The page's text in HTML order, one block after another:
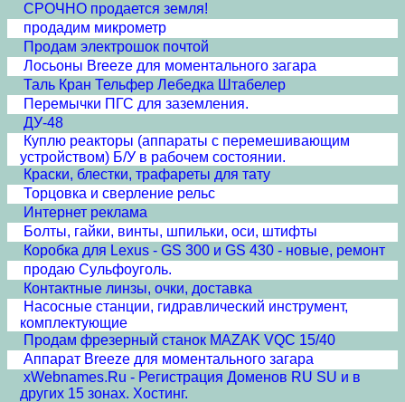
СРОЧНО продается земля!
продадим микрометр
Продам электрошок почтой
Лосьоны Breeze для моментального загара
Таль Кран Тельфер Лебедка Штабелер
Перемычки ПГС для заземления.
ДУ-48
Куплю реакторы (аппараты с перемешивающим
устройством) Б/У в рабочем состоянии.
Краски, блестки, трафареты для тату
Торцовка и сверление рельс
Интернет реклама
Болты, гайки, винты, шпильки, оси, штифты
Коробка для Lexus - GS 300 и GS 430 - новые, ремонт
продаю Сульфоуголь.
Контактные линзы, очки, доставка
Насосные станции, гидравлический инструмент,
комплектующие
Продам фрезерный станок MAZAK VQC 15/40
Аппарат Breeze для моментального загара
xWebnames.Ru - Регистрация Доменов RU SU и в
других 15 зонах. Хостинг.